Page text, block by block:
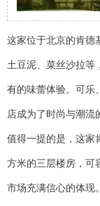
这家位于北京的肯德
土豆泥、菜丝沙拉等
有的味蕾体验。可乐
店成为了时尚与潮流
值得一提的是，这家
方米的三层楼房，可
市场充满信心的体现